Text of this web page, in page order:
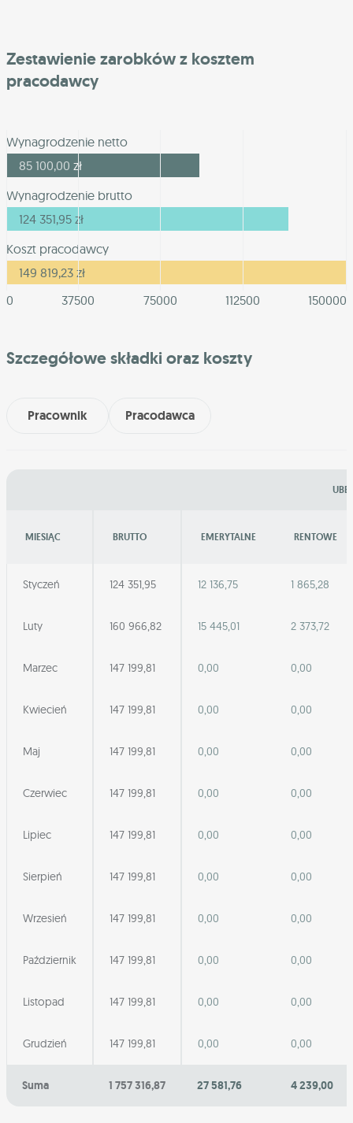
Zestawienie zarobków z kosztem
pracodawcy
Wynagrodzenie netto
85 100,00 zł
Wynagrodzenie brutto
124 351,95 zł
Koszt pracodawcy
149 819,23 zł
0
37500 75000 112500 150000
Szczegółowe składki oraz koszty
Pracownik Pracodawca
MIESIĄC BRUTTO EMERYTALNE RENTOWE
Styczeń 124 351,95 12 136,75 1 865,28
Luty 160 966,82 15 445,01 2 373,72
Marzec 147 199,81 0,00 0,00
Kwiecień 147 199,81 0,00 0,00
Maj 147 199,81 0,00 0,00
Czerwiec 147 199,81 0,00 0,00
Lipiec 147 199,81 0,00 0,00
Sierpień 147 199,81 0,00 0,00
Wrzesień 147 199,81 0,00 0,00
Październik 147 199,81 0,00 0,00
Listopad 147 199,81 0,00 0,00
Grudzień 147 199,81 0,00 0,00
Suma 1 757 316,87 27 581,76 4 239,00